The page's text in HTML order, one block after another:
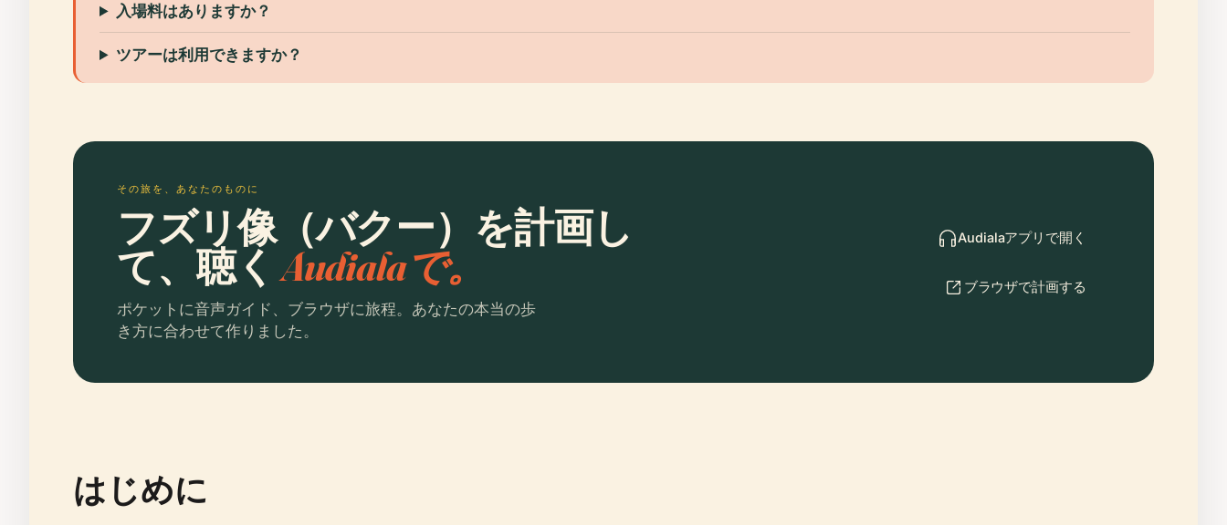
入場料はありますか？
ツアーは利用できますか？
その旅を、あなたのものに
フズリ像（バクー）を計画し
て、聴くAudialaで。
ポケットに音声ガイド、ブラウザに旅程。あなたの本当の歩
き方に合わせて作りました。
Audialaアプリで開く
ブラウザで計画する
はじめに